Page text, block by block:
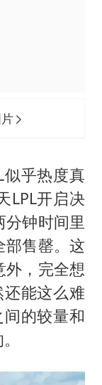
乎热度真
LPL开启决
钟时间里
部售罄。这
，完全想
能这么难
的较量和